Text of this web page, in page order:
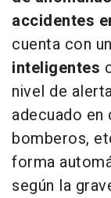
accidentes
cuenta con un
inteligentes
nivel de
adecuado en
bomberos,
forma
según la